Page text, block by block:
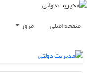
صفحه اصلی مرور